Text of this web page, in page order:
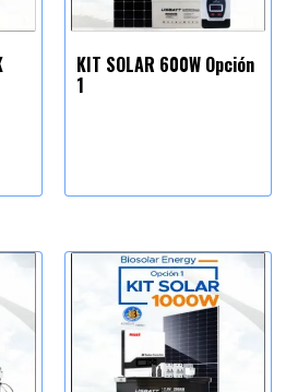
KIT SOLAR 600W Opción
1